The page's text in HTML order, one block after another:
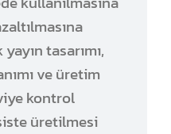
tasarımı,
ve üretim
kontrol
üretilmesi